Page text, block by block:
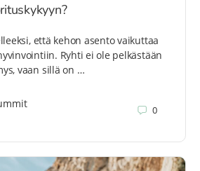
että kehon asento vaikuttaa
Ryhti ei ole pelkästään
vaan sillä on …
0